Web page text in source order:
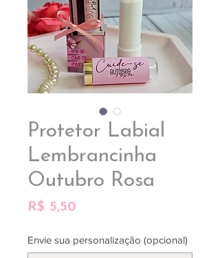
Protetor Labial
Lembrancinha
Outubro Rosa
R$ 5,50
Envie sua personalização (opcional)